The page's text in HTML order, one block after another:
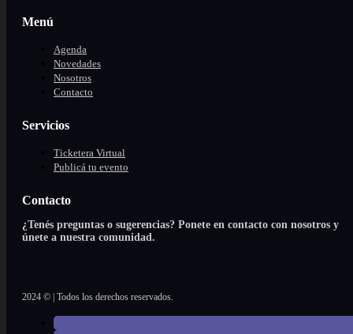
Menú
Agenda
Novedades
Nosotros
Contacto
Servicios
Ticketera Virtual
Publicá tu evento
Contacto
¿Tenés preguntas o sugerencias? Ponete en contacto con nosotros y
únete a nuestra comunidad.
2024 © | Todos los derechos reservados.